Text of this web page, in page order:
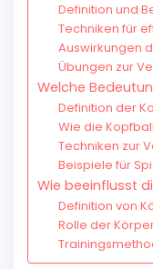
Definition und
Techniken für
Auswirkungen
Übungen zur
Welche
Definition der
Wie die
Techniken zur
Beispiele für
Wie beeinflusst
Definition von
Rolle der